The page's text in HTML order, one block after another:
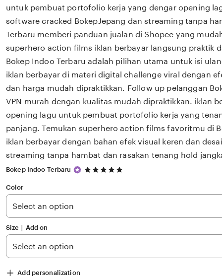
untuk pembuat portofolio kerja yang dengar opening
software cracked BokepJepang dan streaming tanpa
Terbaru memberi panduan jualan di Shopee yang
superhero action films iklan berbayar langsung praktik
Bokep Indoo Terbaru adalah pilihan utama untuk isi
iklan berbayar di materi digital challenge viral dengan
dan harga mudah dipraktikkan. Follow up pelanggan
VPN murah dengan kualitas mudah dipraktikkan. iklan
opening lagu untuk pembuat portofolio kerja yang
panjang. Temukan superhero action films favoritmu di
iklan berbayar dengan bahan efek visual keren dan
streaming tanpa hambat dan rasakan tenang hold
Bokep Indoo Terbaru
5
5
Color
Size ∣ Add on
Add personalization